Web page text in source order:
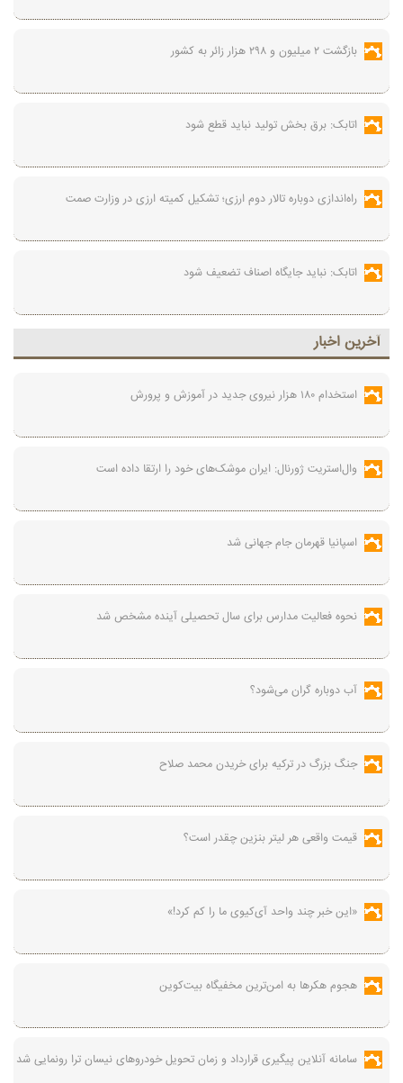
بازگشت ۲ میلیون و ۲۹۸ هزار زائر به کشور
اتابک: برق بخش تولید نباید قطع شود
راه‌اندازی دوباره تالار دوم ارزی؛ تشکیل کمیته ارزی در وزارت صمت
اتابک: نباید جایگاه اصناف تضعیف شود
آخرين اخبار
استخدام ۱۸۰ هزار نیروی جدید در آموزش‌ و پرورش
وال‌استریت ژورنال: ایران موشک‌های خود را ارتقا داده است
اسپانیا قهرمان جام جهانی شد
نحوه فعالیت مدارس برای سال تحصیلی آینده مشخص شد
آب دوباره گران می‌شود؟
جنگ بزرگ در ترکیه برای خریدن محمد صلاح
قیمت واقعی هر لیتر بنزین چقدر است؟
«این خبر چند واحد آی‌کیوی ما را کم کرد!»
هجوم هکرها به امن‌ترین مخفیگاه بیت‌کوین
سامانه آنلاین پیگیری قرارداد‌ و زمان تحویل خودرو‌های نیسان ترا رونمایی شد